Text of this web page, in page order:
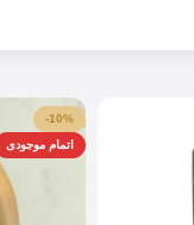
-10%
اتمام موجودی